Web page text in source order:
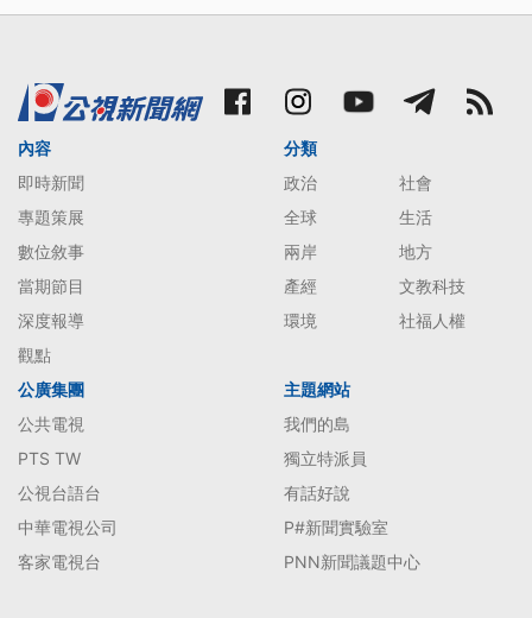
內容
即時新聞
專題策展
數位敘事
當期節目
深度報導
觀點
分類
政治
社會
全球
生活
兩岸
地方
產經
文教科技
環境
社福人權
公廣集團
公共電視
PTS TW
公視台語台
中華電視公司
客家電視台
主題網站
我們的島
獨立特派員
有話好說
P#新聞實驗室
PNN新聞議題中心